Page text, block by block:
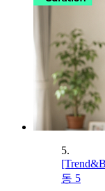
5.
동 5